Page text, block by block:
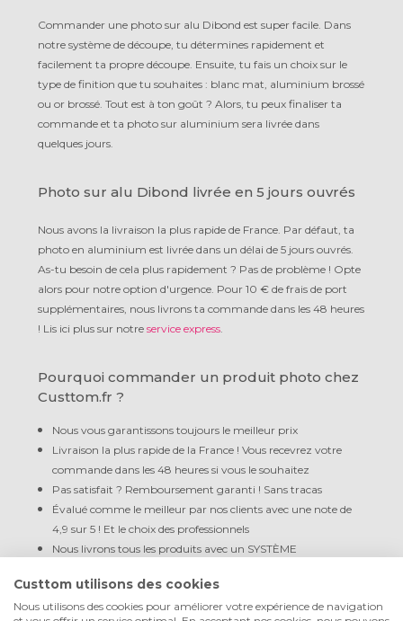
Commander une photo sur alu Dibond est super facile. Dans
notre système de découpe, tu détermines rapidement et
facilement ta propre découpe. Ensuite, tu fais un choix sur le
type de finition que tu souhaites : blanc mat, aluminium brossé
ou or brossé. Tout est à ton goût ? Alors, tu peux finaliser ta
commande et ta photo sur aluminium sera livrée dans
quelques jours.
Photo sur alu Dibond livrée en 5 jours ouvrés
Nous avons la livraison la plus rapide de France. Par défaut, ta
photo en aluminium est livrée dans un délai de 5 jours ouvrés.
As-tu besoin de cela plus rapidement ? Pas de problème ! Opte
alors pour notre option d'urgence. Pour 10 € de frais de port
supplémentaires, nous livrons ta commande dans les 48 heures
! Lis ici plus sur notre service express
Pourquoi commander un produit photo chez
Custtom.fr ?
Nous vous garantissons toujours le meilleur prix
Livraison la plus rapide de la France ! Vous recevrez votre
commande dans les 48 heures si vous le souhaitez
Pas satisfait ? Remboursement garanti ! Sans tracas
Évalué comme le meilleur par nos clients avec une note de
4,9 sur 5 ! Et le choix des professionnels
Nous livrons tous les produits avec un SYSTÈME
Custtom utilisons des cookies
Nous utilisons des cookies pour améliorer votre expérience de navigation